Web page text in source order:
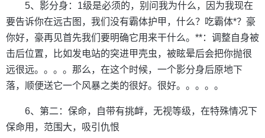
5、影分身：1级是必须的，别问我为什么，因为我现在
要告诉你在远古图，我们没有霸体护甲，什么？吃霸体*？豪
你好，豪再见首先我们要明确它用来干什么。**：调整自身被
击后位置，比如发电站的突进甲壳虫，被眩晕后会把你抛很
远很远。。。。那么，在这个时候，一个影分身后原地下
落，顺便送它一个风暴之类的很好。很好。。。。。
6、第二：保命，自带有挑衅，无视等级，在特殊情况下
保命用，范围大，吸引仇恨